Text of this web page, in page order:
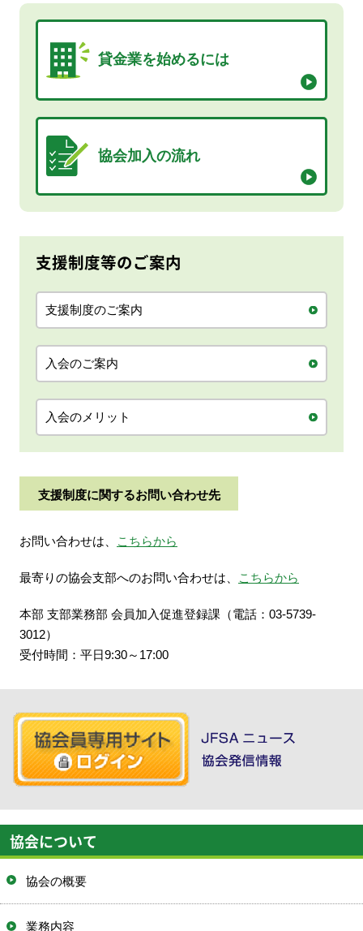
貸金業を始めるには
協会加入の流れ
支援制度等のご案内
支援制度のご案内
入会のご案内
入会のメリット
支援制度に関するお問い合わせ先
お問い合わせは、 こちらから
最寄りの協会支部へのお問い合わせは、 こちらから
本部 支部業務部 会員加入促進登録課（電話：03-5739-
3012）
受付時間：平日9:30～17:00
協会について
協会の概要
業務内容